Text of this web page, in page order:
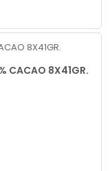
CACAO 8X41GR.